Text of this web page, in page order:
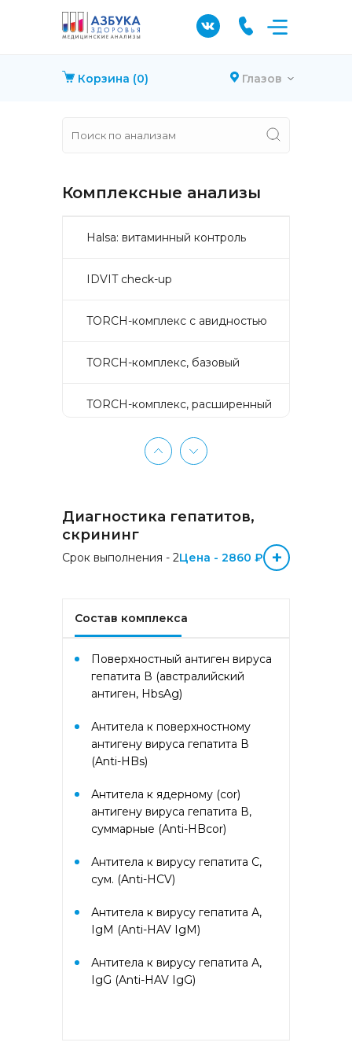
Корзина (0) Глазов
Комплексные анализы
Halsa: витаминный контроль
IDVIT check-up
TORCH-комплекс с авидностью
TORCH-комплекс, базовый
TORCH-комплекс, расширенный
TORCH-комплекс, скрининг
Аллергокомплекс «Пищевая
аллергия» IgE (ImmunoCAP)
(Яичный белок f1, Молоко f2,
Аллергокомплекс «Прогноз
эффективности АСИТ
Букоцветные деревья» IgE
(ImmunoCAP) (Береза
аллергокомпонент, t215 rBet v1
аллергокомпонент, t221 rBet v2,
rBet v4)
эффективности АСИТ: Злаковые
травы» IgE (ImmunoCAP)
(Тимофеевка луговая
аллергокомпонент, g213 rPhl p1,
аллергокомпонент, g214 rPhl p7,
rPhl p12)
Аллергокомплекс «Прогноз
эффективности АСИТ: Сорные
(аллергокомпоненты: Амброзия
w230 nAmb a1, Полынь, w231
Диагностика гепатитов,
скрининг
Срок выполнения - 2Цена - 2860 ₽ +
Состав комплекса
Поверхностный антиген вируса
гепатита В (австралийский
антиген, HbsAg)
Антитела к поверхностному
антигену вируса гепатита В
(Anti-HBs)
Антитела к ядерному (cor)
антигену вируса гепатита В,
суммарные (Anti-HBcor)
Антитела к вирусу гепатита С,
сум. (Anti-HCV)
Антитела к вирусу гепатита А,
IgM (Anti-HAV IgM)
Антитела к вирусу гепатита А,
IgG (Anti-HAV IgG)